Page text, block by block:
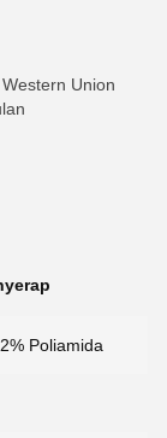
Union
Poliamida